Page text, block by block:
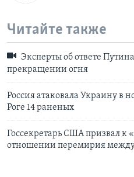
Читайте также
Эксперты об ответе
прекращении огня
Россия атаковала Украину в
Роге 14 раненых
Госсекретарь США призвал к
отношении перемирия